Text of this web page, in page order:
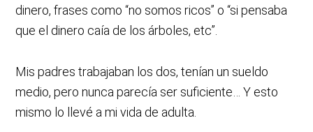
dinero, frases como “no somos ricos” o “si pensaba
que el dinero caía de los árboles, etc”.
Mis padres trabajaban los dos, tenían un sueldo
medio, pero nunca parecía ser suficiente… Y esto
mismo lo llevé a mi vida de adulta.